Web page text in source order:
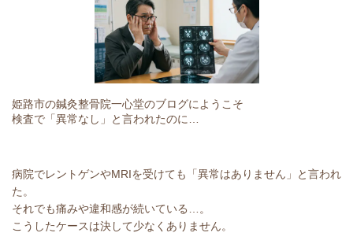
姫路市の鍼灸整骨院一心堂のブログにようこそ
検査で「異常なし」と言われたのに…
病院でレントゲンやMRIを受けても「異常はありません」と言われ
た。
それでも痛みや違和感が続いている…。
こうしたケースは決して少なくありません。